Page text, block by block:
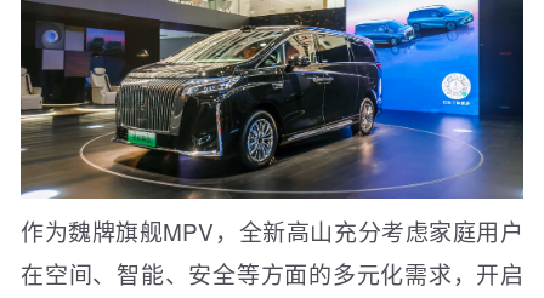
作为魏牌旗舰MPV，全新高山充分考虑家庭用户
在空间、智能、安全等方面的多元化需求，开启